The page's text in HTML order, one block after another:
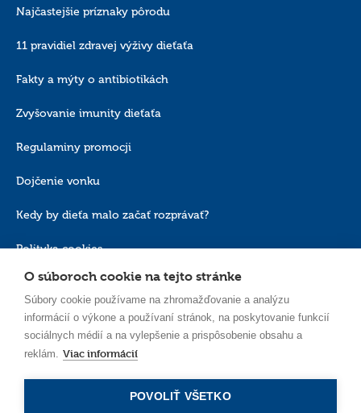
Najčastejšie príznaky pôrodu
11 pravidiel zdravej výživy dieťaťa
Fakty a mýty o antibiotikách
Zvyšovanie imunity dieťaťa
Regulaminy promocji
Dojčenie vonku
Kedy by dieťa malo začať rozprávať?
Polityka cookies
O súboroch cookie na tejto stránke
Súbory cookie používame na zhromažďovanie a analýzu
informácií o výkone a používaní stránok, na poskytovanie funkcií
sociálnych médií a na vylepšenie a prispôsobenie obsahu a
reklám. Viac informácií
POVOLIŤ VŠETKO